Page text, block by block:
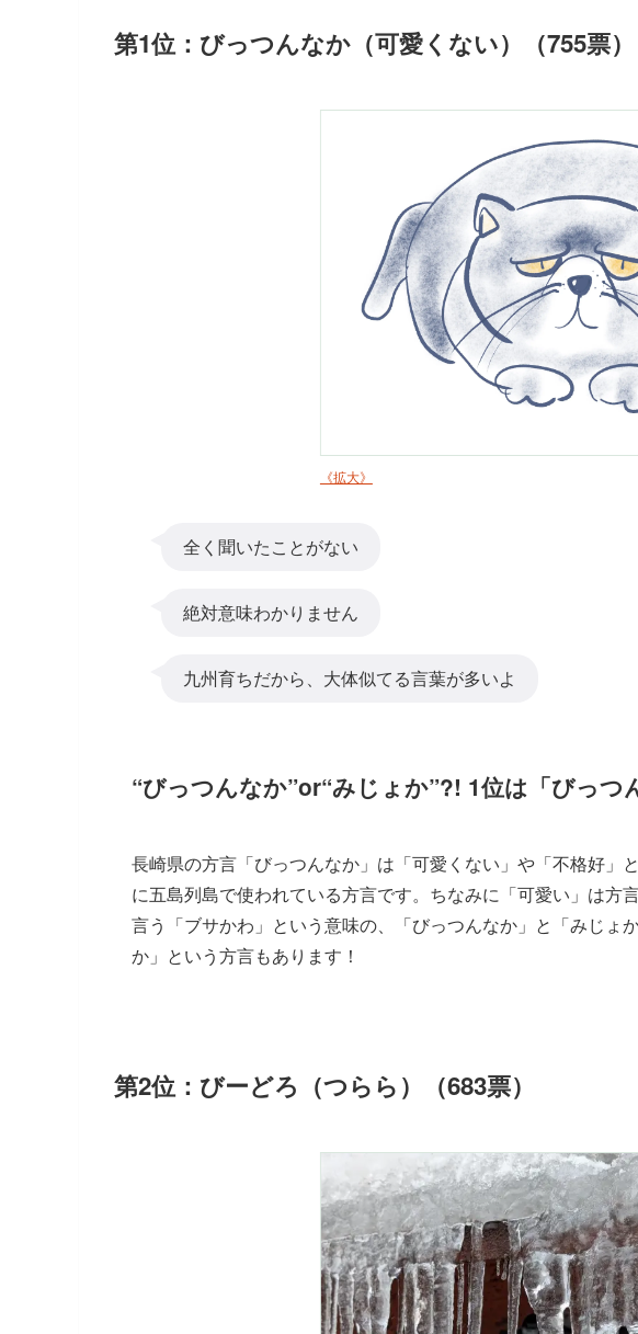
第1位：びっつんなか（可愛くない）（755票）
《拡大》
全く聞いたことがない
絶対意味わかりません
九州育ちだから、大体似てる言葉が多いよ
“びっつんなか”or“みじょか”?! 1位は「びっつ
長崎県の方言「びっつんなか」は「可愛くない」や「不格好」
に五島列島で使われている方言です。ちなみに「可愛い」は方
言う「ブサかわ」という意味の、「びっつんなか」と「みじょ
か」という方言もあります！
第2位：びーどろ（つらら）（683票）